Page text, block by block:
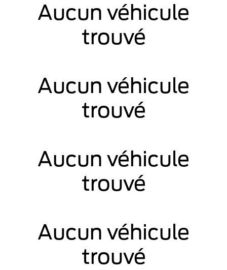
Aucun véhicule
trouvé
Aucun véhicule
trouvé
Aucun véhicule
trouvé
Aucun véhicule
trouvé